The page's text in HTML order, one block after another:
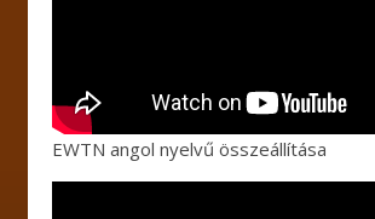
EWTN angol nyelvű összeállítása